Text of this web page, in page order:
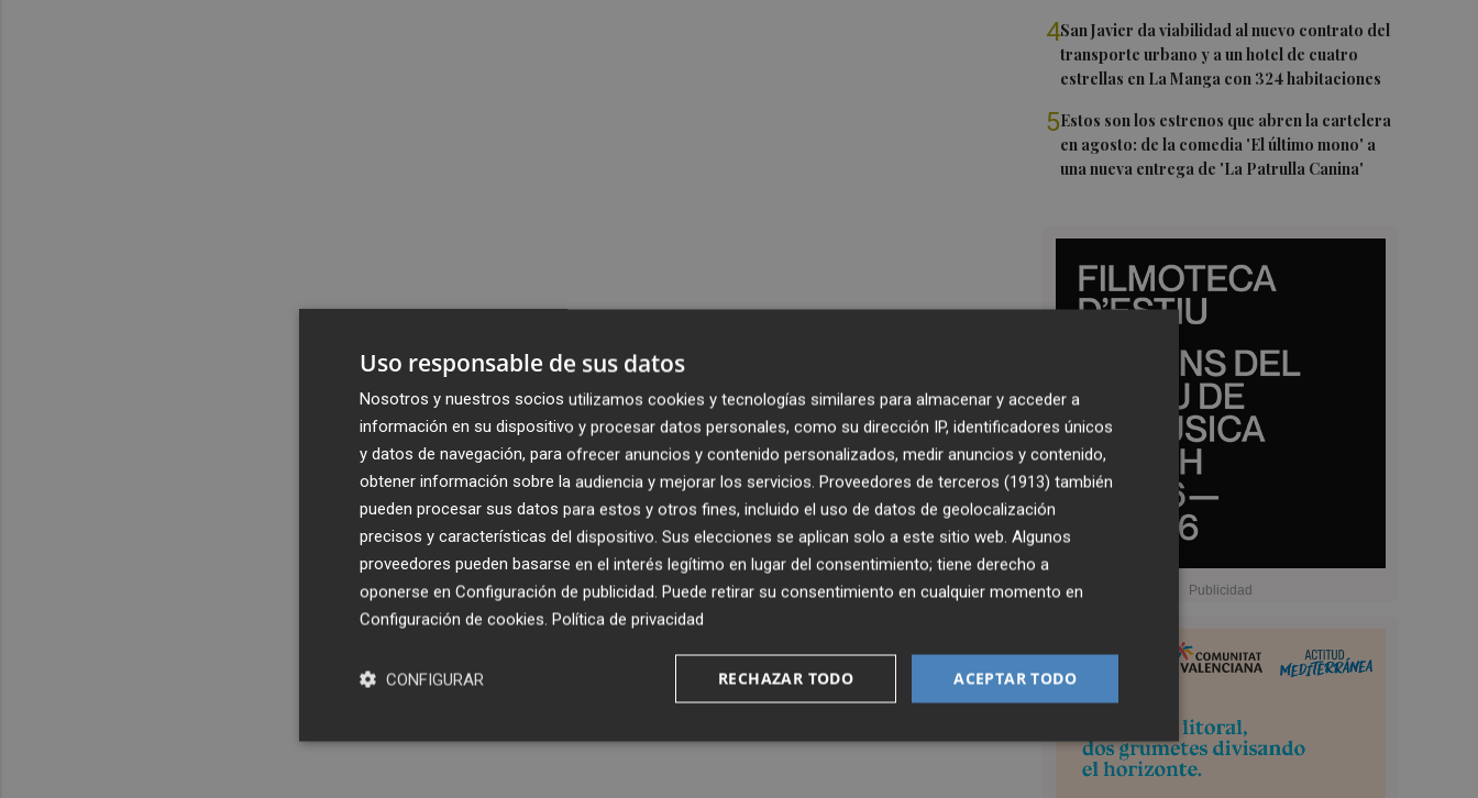
4San Javier da viabilidad al nuevo contrato del
transporte urbano y a un hotel de cuatro
estrellas en La Manga con 324 habitaciones
5Estos son los estrenos que abren la cartelera
en agosto: de la comedia 'El último mono' a
una nueva entrega de 'La Patrulla Canina'
Uso responsable de sus datos
Nosotros y nuestros socios utilizamos cookies y tecnologías similares para almacenar y acceder a
información en su dispositivo y procesar datos personales, como su dirección IP, identificadores únicos
y datos de navegación, para ofrecer anuncios y contenido personalizados, medir anuncios y contenido,
obtener información sobre la audiencia y mejorar los servicios. Proveedores de terceros (1913) también
pueden procesar sus datos para estos y otros fines, incluido el uso de datos de geolocalización
precisos y características del dispositivo. Sus elecciones se aplican solo a este sitio web. Algunos
proveedores pueden basarse en el interés legítimo en lugar del consentimiento; tiene derecho a
oponerse en Configuración de publicidad. Puede retirar su consentimiento en cualquier momento en
Configuración de cookies. Política de privacidad
ACEPTAR TODO
RECHAZAR TODO
CONFIGURAR